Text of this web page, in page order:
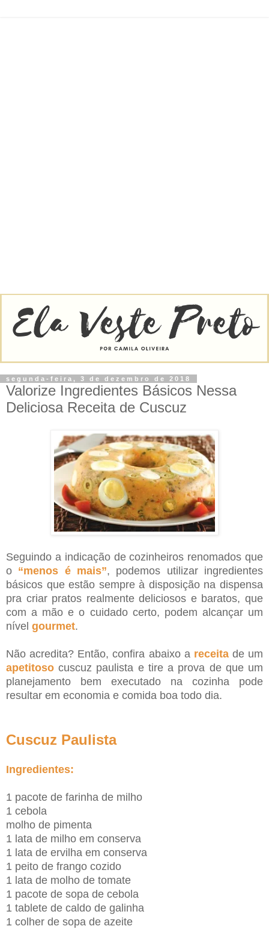
segunda-feira, 3 de dezembro de 2018
Valorize Ingredientes Básicos Nessa
Deliciosa Receita de Cuscuz
Seguindo a indicação de cozinheiros renomados que
o “menos é mais”, podemos utilizar ingredientes
básicos que estão sempre à disposição na dispensa
pra criar pratos realmente deliciosos e baratos, que
com a mão e o cuidado certo, podem alcançar um
nível gourmet.
Não acredita? Então, confira abaixo a receitade um
apetitoso cuscuz paulista e tire a prova de que um
planejamento bem executado na cozinha pode
resultar em economia e comida boa todo dia.
Cuscuz Paulista
Ingredientes:
1 pacote de farinha de milho
1 cebola
molho de pimenta
1 lata de milho em conserva
1 lata de ervilha em conserva
1 peito de frango cozido
1 lata de molho de tomate
1 pacote de sopa de cebola
1 tablete de caldo de galinha
1 colher de sopa de azeite